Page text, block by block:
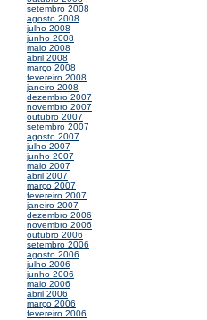
setembro 2008
agosto 2008
julho 2008
junho 2008
maio 2008
abril 2008
março 2008
fevereiro 2008
janeiro 2008
dezembro 2007
novembro 2007
outubro 2007
setembro 2007
agosto 2007
julho 2007
junho 2007
maio 2007
abril 2007
março 2007
fevereiro 2007
janeiro 2007
dezembro 2006
novembro 2006
outubro 2006
setembro 2006
agosto 2006
julho 2006
junho 2006
maio 2006
abril 2006
março 2006
fevereiro 2006